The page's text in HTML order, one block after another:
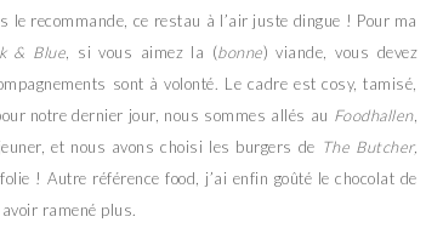
le recommande, ce restau à l’air juste dingue ! Pour ma
& Blue , si vous aimez la (bonne) viande, vous devez
sont à volonté. Le cadre est cosy, tamisé,
notre dernier jour, nous sommes allés au Foodhallen,
et nous avons choisi les burgers de The Butcher,
! Autre référence food, j’ai enfin goûté le chocolat de
ramené plus.